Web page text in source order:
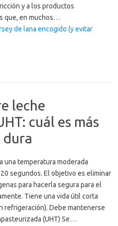
y a los productos
que, en muchos…
de lana encogido (y evitar
leche
cuál es más
dura
una temperatura moderada
segundos. El objetivo es eliminar
para hacerla segura para el
Tiene una vida útil corta
refrigeración). Debe mantenerse
(UHT) Se…